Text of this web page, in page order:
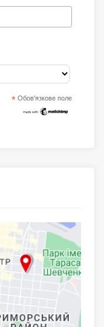
* Обов'язкове поле